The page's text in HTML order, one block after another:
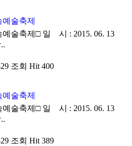
술축제
예술축제□ 일 시 : 2015. 06. 13
조회 Hit 400
술축제
예술축제□ 일 시 : 2015. 06. 13
조회 Hit 389